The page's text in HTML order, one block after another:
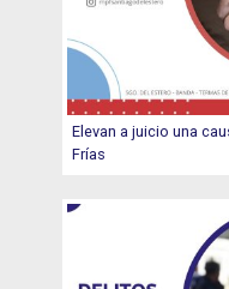
Elevan a juicio una
Frías